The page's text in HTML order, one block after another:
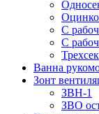
С
С
Ванна
Зонт
ЗВН-1
ЗВО